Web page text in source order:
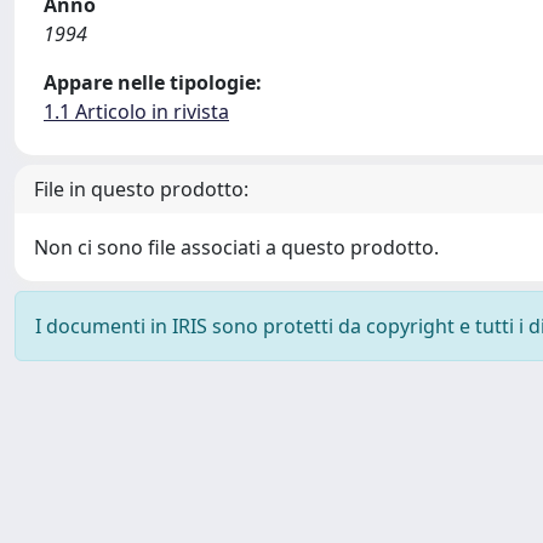
1994
Appare nelle tipologie:
1.1 Articolo in rivista
File in questo prodotto:
Non ci sono file associati a questo prodotto.
I documenti in IRIS sono protetti da copyright e tutti i